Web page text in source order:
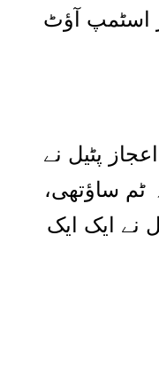
رنز بناکر اسٹمپ آؤٹ
پٹیل نے
نے 2 جبکہ ٹم ساؤتھی،
نے ایک ایک